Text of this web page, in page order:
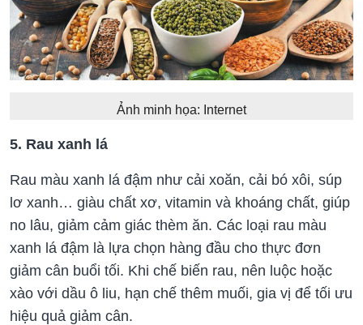
Ảnh minh họa: Internet
5. Rau xanh lá
Rau màu xanh lá đậm như cải xoăn, cải bó xôi, súp
lơ xanh… giàu chất xơ, vitamin và khoáng chất, giúp
no lâu, giảm cảm giác thèm ăn. Các loại rau màu
xanh lá đậm là lựa chọn hàng đầu cho thực đơn
giảm cân buổi tối. Khi chế biến rau, nên luộc hoặc
xào với dầu ô liu, hạn chế thêm muối, gia vị để tối ưu
hiệu quả giảm cân.